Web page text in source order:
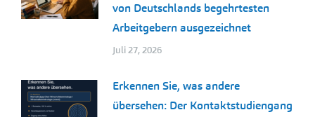
von Deutschlands begehrtesten
Arbeitgebern ausgezeichnet
Juli 27, 2026
Erkennen Sie, was andere
übersehen: Der Kontaktstudiengang